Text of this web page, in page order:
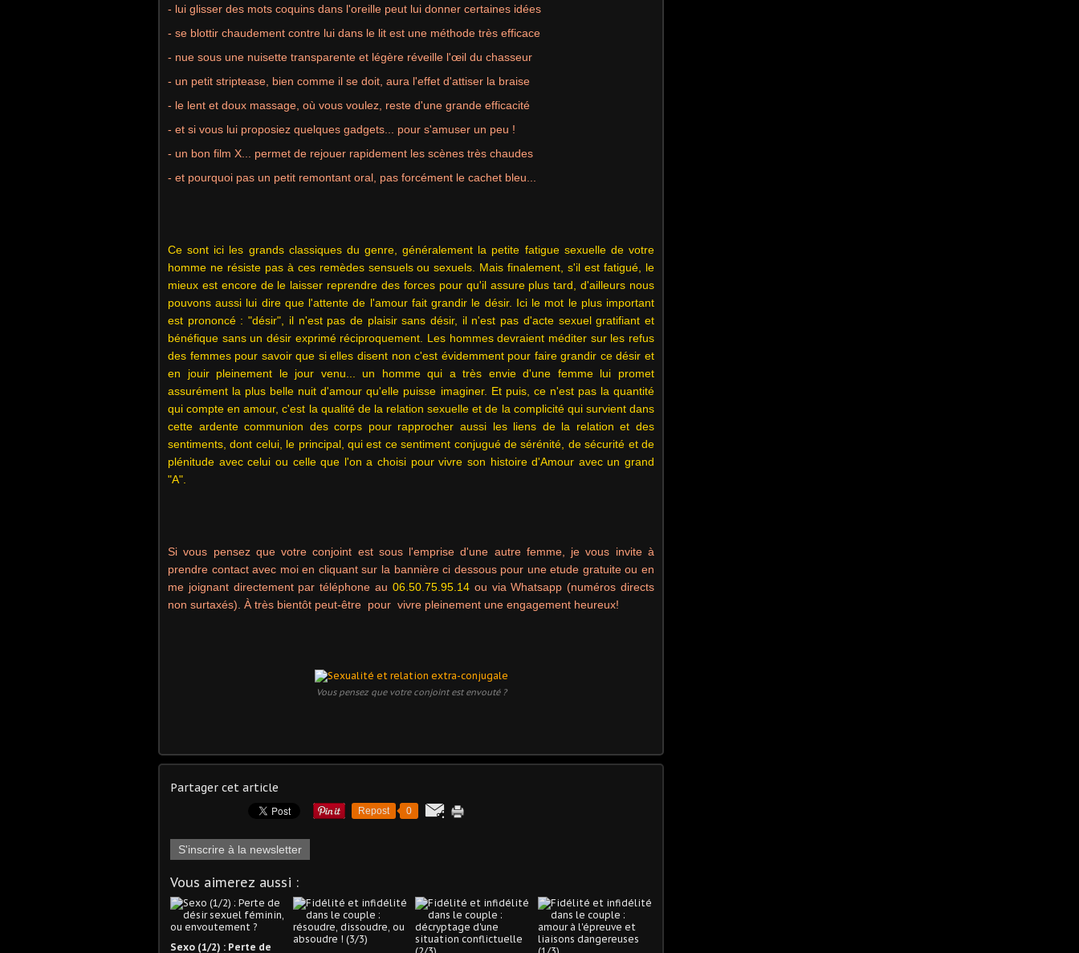
- lui glisser des mots coquins dans l'oreille peut lui donner certaines idées
- se blottir chaudement contre lui dans le lit est une méthode très efficace
- nue sous une nuisette transparente et légère réveille l'œil du chasseur
- un petit striptease, bien comme il se doit, aura l'effet d'attiser la braise
- le lent et doux massage, où vous voulez, reste d'une grande efficacité
- et si vous lui proposiez quelques gadgets... pour s'amuser un peu !
- un bon film X... permet de rejouer rapidement les scènes très chaudes
- et pourquoi pas un petit remontant oral, pas forcément le cachet bleu...
Ce sont ici les grands classiques du genre, généralement la petite fatigue sexuelle de votre
homme ne résiste pas à ces remèdes sensuels ou sexuels. Mais finalement, s'il est fatigué, le
mieux est encore de le laisser reprendre des forces pour qu'il assure plus tard, d'ailleurs nous
pouvons aussi lui dire que l'attente de l'amour fait grandir le désir. Ici le mot le plus important
est prononcé : "désir", il n'est pas de plaisir sans désir, il n'est pas d'acte sexuel gratifiant et
bénéfique sans un désir exprimé réciproquement. Les hommes devraient méditer sur les refus
des femmes pour savoir que si elles disent non c'est évidemment pour faire grandir ce désir et
en jouir pleinement le jour venu... un homme qui a très envie d'une femme lui promet
assurément la plus belle nuit d'amour qu'elle puisse imaginer. Et puis, ce n'est pas la quantité
qui compte en amour, c'est la qualité de la relation sexuelle et de la complicité qui survient dans
cette ardente communion des corps pour rapprocher aussi les liens de la relation et des
sentiments, dont celui, le principal, qui est ce sentiment conjugué de sérénité, de sécurité et de
plénitude avec celui ou celle que l'on a choisi pour vivre son histoire d'Amour avec un grand
"A".
Si vous pensez que votre conjoint est sous l'emprise d'une autre femme, je vous invite à
prendre contact avec moi en cliquant sur la bannière ci dessous pour une etude gratuiteou en
me joignant directement par téléphone au 06.50.75.95.14 ou via Whatsapp (numéros directs
non surtaxés). À très bientôt peut-être pour vivre pleinement une engagement heureux!
Vous pensez que votre conjoint est envouté ?
Partager cet article
Repost 0
S'inscrire à la newsletter
Vous aimerez aussi :
Sexo (1/2) : Perte de